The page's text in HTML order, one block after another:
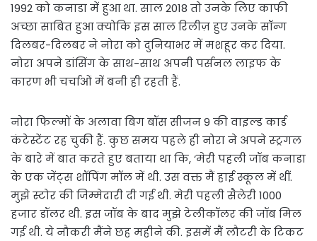
1992 को कनाडा में हुआ था. साल 2018 तो उनके लिए काफी
अच्छा साबित हुआ क्योकि इस साल रिलीज़ हुए उनके सॉन्ग
दिलबर-दिलबर ने नोरा को दुनियाभर में मशहूर कर दिया.
नोरा अपने डांसिंग के साथ-साथ अपनी पर्सनल लाइफ के
कारण भी चर्चाओं में बनी ही रहती हैं.
नोरा फिल्मों के अलावा बिग बॉस सीजन 9 की वाइल्ड कार्ड
कंटेस्टेंट रह चुकी हैं. कुछ समय पहले ही नोरा ने अपने स्ट्रगल
के बारे में बात करते हुए बताया था कि, ‘मेरी पहली जॉब कनाडा
के एक जेंट्स शॉपिंग मॉल में थी. उस वक्त मैं हाई स्कूल में थीं.
मुझे स्टोर की जिम्मेदारी दी गई थी. मेरी पहली सैलेरी 1000
हजार डॉलर थी. इस जॉब के बाद मुझे टेलीकॉलर की जॉब मिल
गई थी. ये नौकरी मैंने छह महीने की. इसमें मैं लौटरी के टिकट